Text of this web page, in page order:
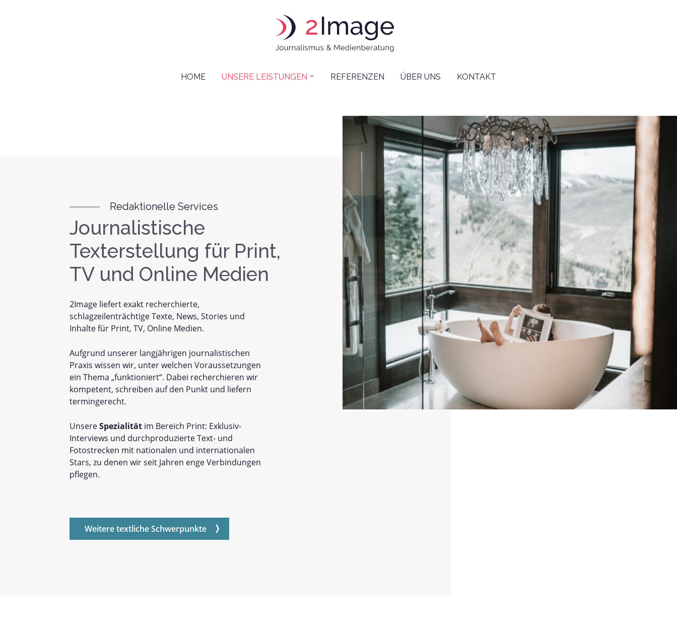
HOME UNSERE LEISTUNGEN REFERENZEN ÜBER UNS KONTAKT
Redaktionelle Services
Journalistische
Texterstellung für Print,
TV und Online Medien
2Image liefert exakt recherchierte,
schlagzeilenträchtige Texte, News, Stories und
Inhalte für Print, TV, Online Medien.
Aufgrund unserer langjährigen journalistischen
Praxis wissen wir, unter welchen Voraussetzungen
ein Thema „funktioniert“. Dabei recherchieren wir
kompetent, schreiben auf den Punkt und liefern
termingerecht.
UnsereSpezialitätim Bereich Print: Exklusiv-
Interviews und durchproduzierte Text- und
Fotostrecken mit nationalen und internationalen
Stars, zu denen wir seit Jahren enge Verbindungen
pflegen.
Weitere textliche Schwerpunkte